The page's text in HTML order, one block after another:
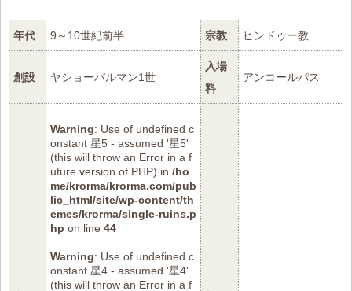
年代 9～10世紀前半 宗教 ヒンドゥー教
創設 ヤショーバルマン1世
入場
料
アンコールパス
Warning: Use of undefined c
onstant 星5 - assumed '星5'
(this will throw an Error in a f
uture version of PHP) in /ho
me/krorma/krorma.com/pub
lic_html/site/wp-content/th
emes/krorma/single-ruins.p
hp on line 44
Warning: Use of undefined c
onstant 星4 - assumed '星4'
(this will throw an Error in a f